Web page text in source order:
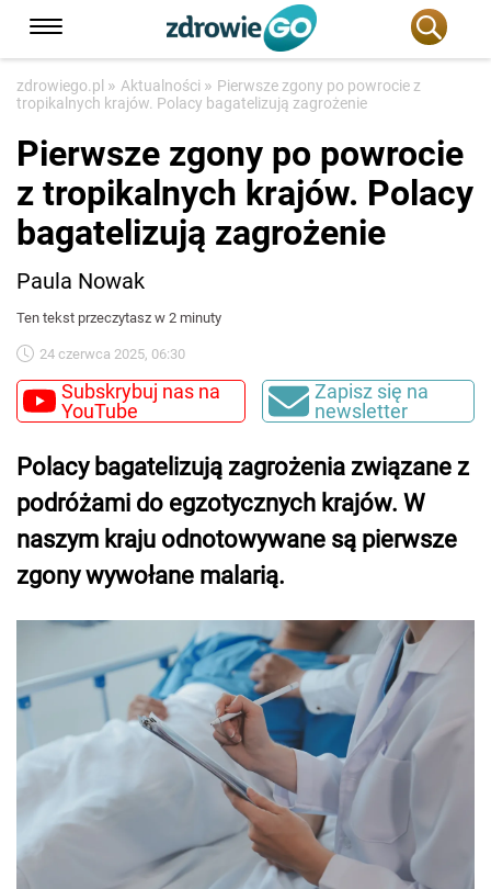
zdrowiego.pl » Aktualności » Pierwsze zgony po powrocie z
tropikalnych krajów. Polacy bagatelizują zagrożenie
Pierwsze zgony po powrocie
z tropikalnych krajów. Polacy
bagatelizują zagrożenie
Paula Nowak
Ten tekst przeczytasz w 2 minuty
24 czerwca 2025, 06:30
Subskrybuj nas na
YouTube
Zapisz się na
newsletter
Polacy bagatelizują zagrożenia związane z
podróżami do egzotycznych krajów. W
naszym kraju odnotowywane są pierwsze
zgony wywołane malarią.